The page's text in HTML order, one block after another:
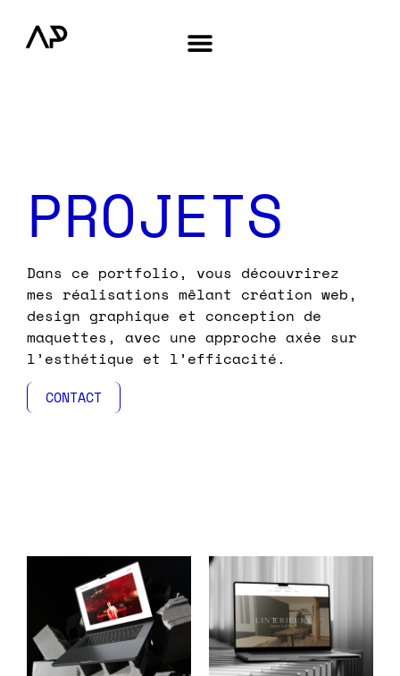
PROJETS
Dans ce portfolio, vous découvrirez
mes réalisations mêlant création web,
design graphique et conception de
maquettes, avec une approche axée sur
l’esthétique et l’efficacité.
CONTACT